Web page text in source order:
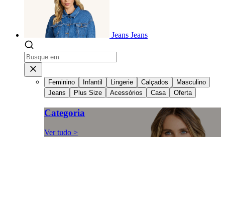
Jeans Jeans
Feminino Infantil Lingerie Calçados
Masculino
Jeans
Plus Size Acessórios Casa Oferta
Categoria
Ver tudo >